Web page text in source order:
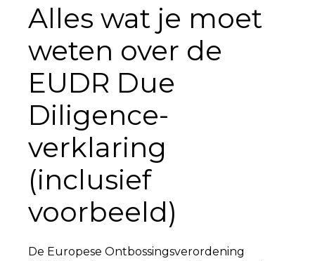
Alles wat je moet
weten over de
EUDR Due
Diligence-
verklaring
(inclusief
voorbeeld)
De Europese Ontbossingsverordening